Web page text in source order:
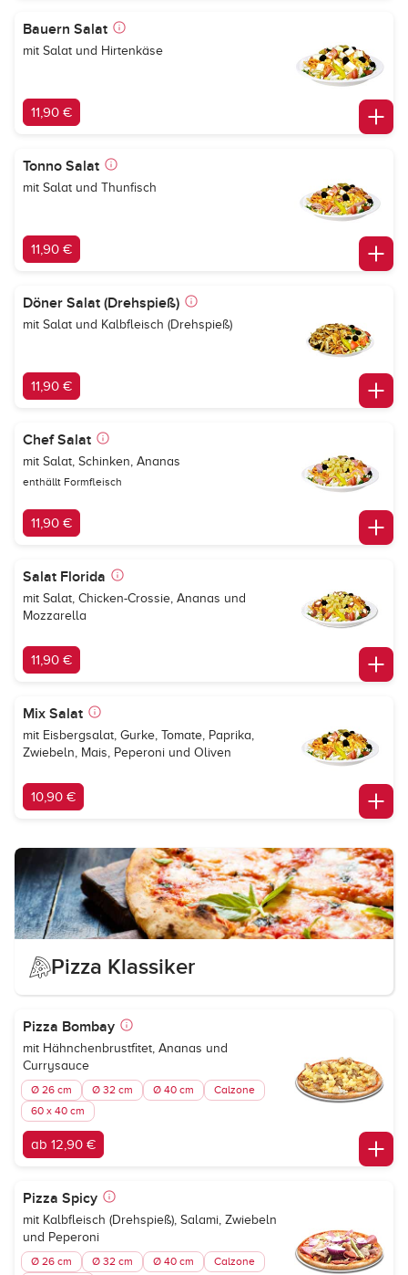
Bauern Salat
mit Salat und Hirtenkäse
11,90 €
Tonno Salat
mit Salat und Thunfisch
11,90 €
Döner Salat (Drehspieß)
mit Salat und Kalbfleisch (Drehspieß)
11,90 €
Chef Salat
mit Salat, Schinken, Ananas
enthällt Formfleisch
11,90 €
Salat Florida
mit Salat, Chicken-Crossie, Ananas und
Mozzarella
11,90 €
Mix Salat
mit Eisbergsalat, Gurke, Tomate, Paprika,
Zwiebeln, Mais, Peperoni und Oliven
10,90 €
Pizza Klassiker
Pizza Bombay
mit Hähnchenbrustfitet, Ananas und
Currysauce
Ø 26 cm Ø 32 cm Ø 40 cm
Calzone
60 x 40 cm
ab 12,90 €
Pizza Spicy
mit Kalbfleisch (Drehspieß), Salami, Zwiebeln
und Peperoni
Ø 26 cm Ø 32 cm Ø 40 cm
Calzone